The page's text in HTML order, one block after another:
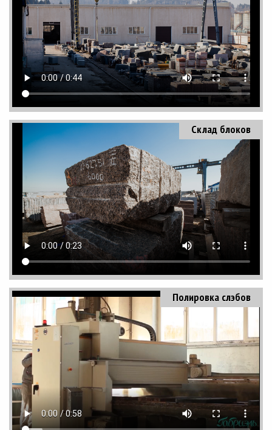
Склад блоков
Полировка слэбов